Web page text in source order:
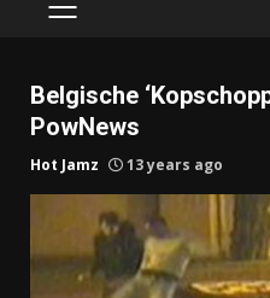
PRIMARY
Belgische
PowNews
Hot Jamz 13 years ago